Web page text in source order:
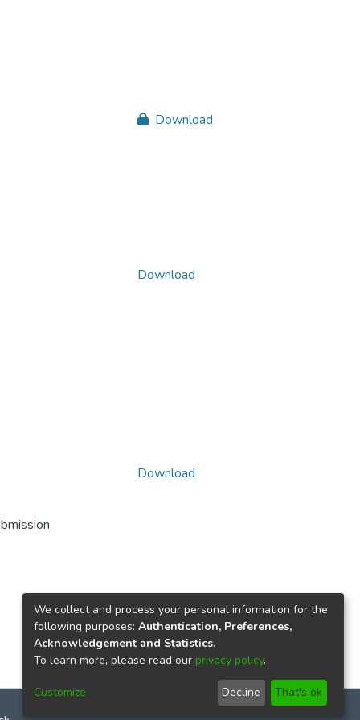
Download
Download
Download
We collect and process your personal information for the
following purposes: Authentication, Preferences,
Acknowledgement and Statistics.
To learn more, please read our privacy policy.
Customize Decline That's ok